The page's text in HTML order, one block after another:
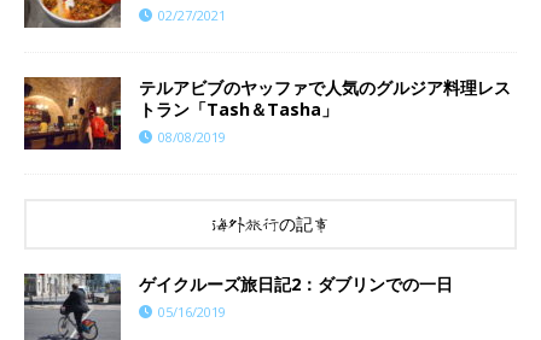
02/27/2021
テルアビブのヤッファで人気のグルジア料理レス
トラン「Tash＆Tasha」
08/08/2019
海外旅行の記事
ゲイクルーズ旅日記2：ダブリンでの一日
05/16/2019